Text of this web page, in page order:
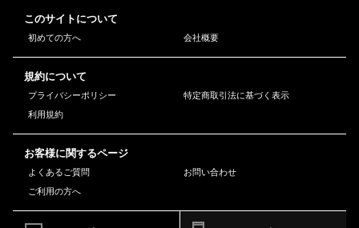
このサイトについて
初めての方へ 会社概要
規約について
プライバシーポリシー
特定商取引法に基づく表示
利用規約
お客様に関するページ
よくあるご質問
お問い合わせ
ご利用の方へ